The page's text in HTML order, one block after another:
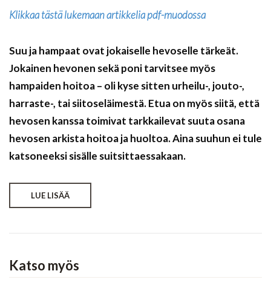
Klikkaa tästä lukemaan artikkelia pdf-muodossa
Suu ja hampaat ovat jokaiselle hevoselle tärkeät.
Jokainen hevonen sekä poni tarvitsee myös
hampaiden hoitoa – oli kyse sitten urheilu-, jouto-,
harraste-, tai siitoseläimestä. Etua on myös siitä, että
hevosen kanssa toimivat tarkkailevat suuta osana
hevosen arkista hoitoa ja huoltoa. Aina suuhun ei tule
katsoneeksi sisälle suitsittaessakaan.
LUE LISÄÄ
Katso myös